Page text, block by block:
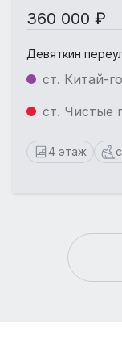
360 000 ₽
Девяткин
ст. Китай-
ст. Чистые
4 этаж